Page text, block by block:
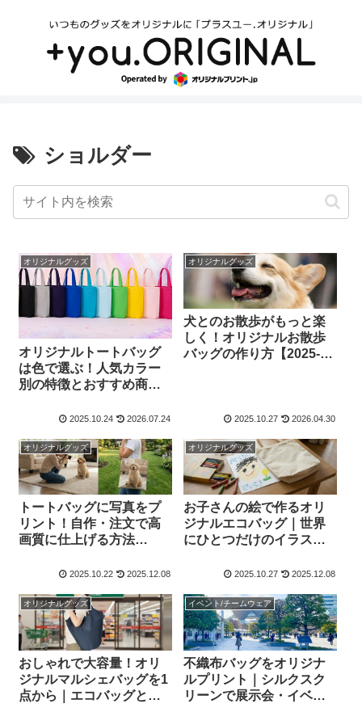
ショルダー
オリジナルグッズ
オリジナルトートバッグ
は色で選ぶ！人気カラー
別の特徴とおすすめ商品
2025.10.24 2026.07.24
オリジナルグッズ
犬とのお散歩がもっと楽
しく！オリジナルお散歩
バッグの作り方【2025-
2025.10.27 2026.04.30
オリジナルグッズ
トートバッグに写真をプ
リント！自作・注文で高
画質に仕上げる方法
2025.10.22 2025.12.08
オリジナルグッズ
お子さんの絵で作るオリ
ジナルエコバッグ｜世界
にひとつだけのイラスト
2025.10.27 2025.12.08
オリジナルグッズ
おしゃれで大容量！オリ
ジナルマルシェバッグを1
点から｜エコバッグとの
イベント/チームウェア
不織布バッグをオリジナ
ルプリント｜シルクスク
リーンで展示会・イベン